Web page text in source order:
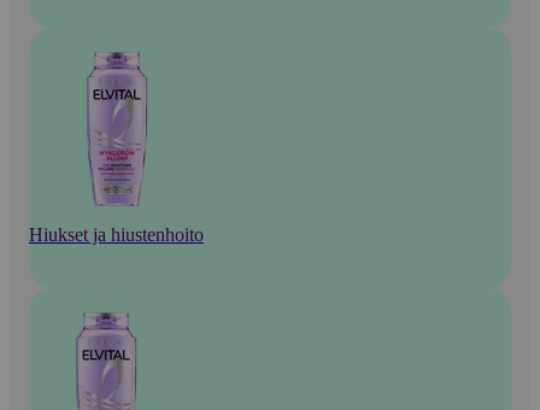
Hiukset ja hiustenhoito